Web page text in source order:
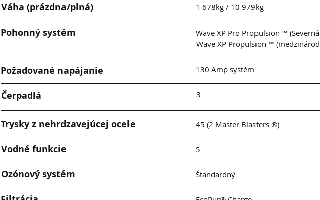
Váha (prázdna/plná) 1 678kg / 10 979kg
Pohonný systém
Wave XP Pro Propulsion ™
Wave XP Propulsion ™
Požadované napájanie 130 Amp systém
Čerpadlá 3
Trysky z nehrdzavejúcej ocele 45 (2 Master Blasters ®)
Vodné funkcie 5
Ozónový systém Štandardný